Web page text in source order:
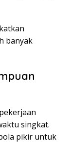
banyak
singkat.
pikir untuk